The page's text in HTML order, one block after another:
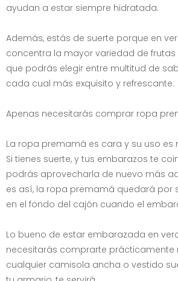
ayudan a estar siempre hidratada.
Además, estás de suerte porque en
concentra la mayor variedad de
que podrás elegir entre multitud de
cada cual más exquisito y refrescante.
Apenas necesitarás comprar ropa
La ropa premamá es cara y su uso es
Si tienes suerte, y tus embarazos te
podrás aprovecharla de nuevo más
es así, la ropa premamá quedará por
en el fondo del cajón cuando el
Lo bueno de estar embarazada en
necesitarás comprarte prácticamente
cualquier camisola ancha o vestido